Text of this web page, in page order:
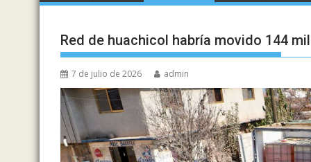
Red de huachicol habría movido 144
7 de julio de 2026 admin